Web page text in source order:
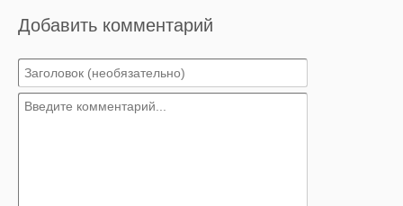
Добавить комментарий